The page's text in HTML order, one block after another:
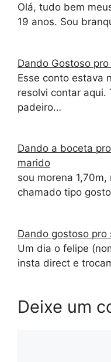
Olá, tudo bem
19 anos. Sou
Dando Gostoso
Esse conto estava
resolvi contar aqui.
padeiro…
Dando a boceta
marido
sou morena
chamado tipo
Dando gostoso
Um dia o felipe
insta direct e
Deixe um